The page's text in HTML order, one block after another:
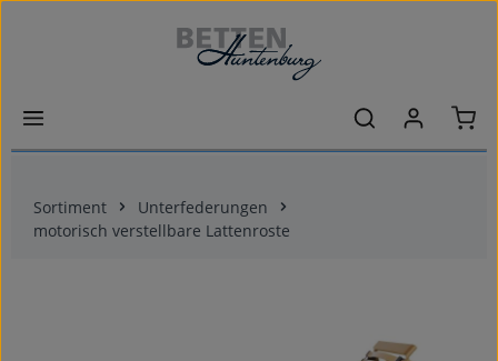
Zum Hauptinhalt springen
Sortiment
Unterfederungen
motorisch verstellbare Lattenroste